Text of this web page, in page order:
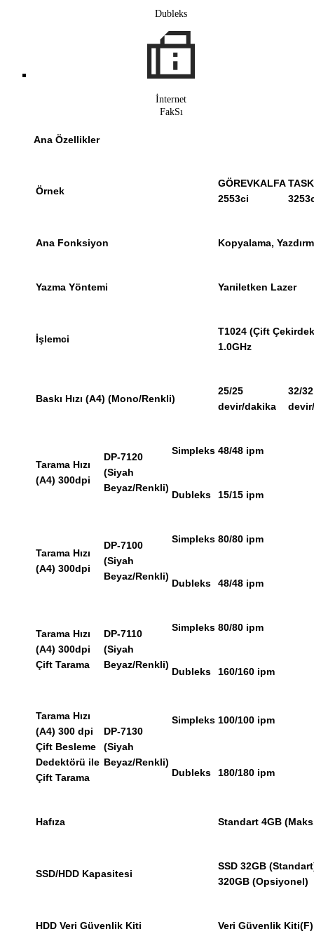
Dubleks
İnternet
FakSı
Ana Özellikler
Örnek
GÖREVKALFA
2553ci
Ana Fonksiyon Kopyalama,
Yazma Yöntemi Yarıiletken Lazer
İşlemci
T1024 (Çift
1.0GHz
Baskı Hızı (A4) (Mono/Renkli)
25/25
devir/dakika
32/32
Tarama Hızı
(A4) 300dpi
DP-7120
(Siyah
Beyaz/Renkli)
Simpleks 48/48 ipm
Dubleks 15/15 ipm
Tarama Hızı
(A4) 300dpi
DP-7100
(Siyah
Beyaz/Renkli)
Simpleks 80/80 ipm
Dubleks 48/48 ipm
Tarama Hızı
(A4) 300dpi
Çift Tarama
DP-7110
(Siyah
Beyaz/Renkli)
Simpleks 80/80 ipm
Dubleks 160/160 ipm
Tarama Hızı
(A4) 300 dpi
Çift Besleme
Dedektörü ile
Çift Tarama
DP-7130
(Siyah
Beyaz/Renkli)
Simpleks 100/100 ipm
Dubleks 180/180 ipm
Hafıza Standart 4GB
SSD/HDD Kapasitesi
SSD 32GB
320GB (Opsiyonel)
HDD Veri Güvenlik Kiti Veri Güvenlik Kiti(F)